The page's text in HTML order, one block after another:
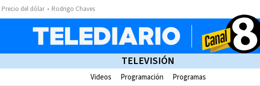
Precio del dólar Rodrigo Chaves
TELEVISIÓN
Videos Programación Programas